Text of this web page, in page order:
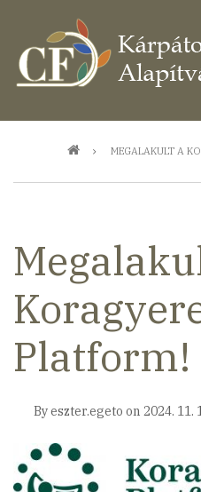
tartalomra
Morzsa MEGALAKULT A
Platform!
Byeszter.egeto on 2024. 11.